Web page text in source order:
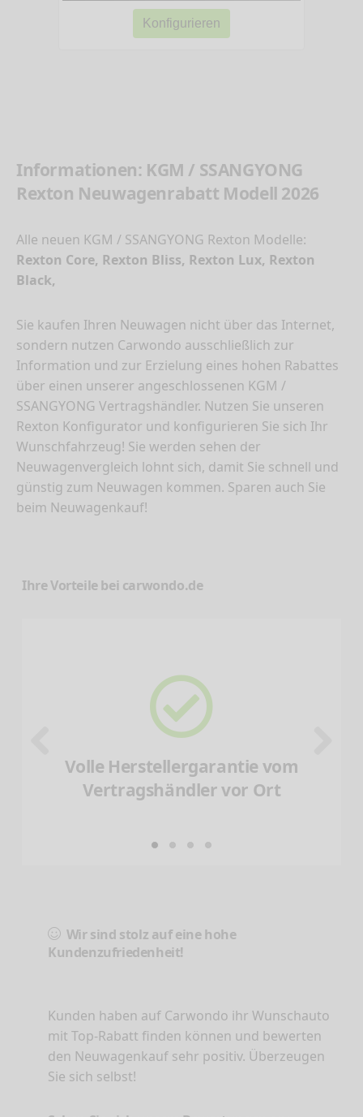
Konfigurieren
Informationen: KGM / SSANGYONG
Rexton Neuwagenrabatt Modell 2026
Alle neuen KGM / SSANGYONG Rexton Modelle:
Rexton Core, Rexton Bliss, Rexton Lux, Rexton
Black,
Sie kaufen Ihren Neuwagen nicht über das Internet,
sondern nutzen Carwondo ausschließlich zur
Information und zur Erzielung eines hohen Rabattes
über einen unserer angeschlossenen KGM /
SSANGYONG Vertragshändler. Nutzen Sie unseren
Rexton Konfigurator und konfigurieren Sie sich Ihr
Wunschfahrzeug! Sie werden sehen der
Neuwagenvergleich lohnt sich, damit Sie schnell und
günstig zum Neuwagen kommen. Sparen auch Sie
beim Neuwagenkauf!
Ihre Vorteile bei carwondo.de
Volle Herstellergarantie vom
Vertragshändler vor Ort
Wir sind stolz auf eine hohe
Kundenzufriedenheit!
Kunden haben auf Carwondo ihr Wunschauto
mit Top-Rabatt finden können und bewerten
den Neuwagenkauf sehr positiv. Überzeugen
Sie sich selbst!